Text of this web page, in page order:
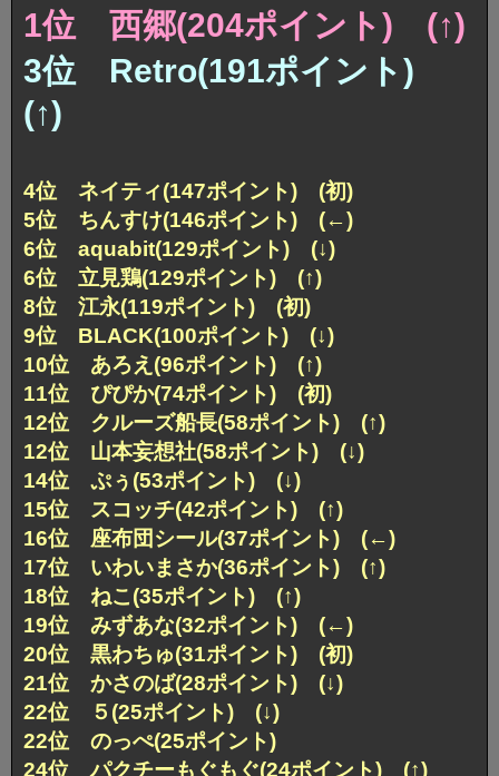
1位 西郷(204ポイント) (↑)
3位 Retro(191ポイント)
(↑)
4位 ネイティ(147ポイント) (初)
5位 ちんすけ(146ポイント) (←)
6位 aquabit(129ポイント) (↓)
6位 立見鶏(129ポイント) (↑)
8位 江永(119ポイント) (初)
9位 BLACK(100ポイント) (↓)
10位 あろえ(96ポイント) (↑)
11位 ぴぴか(74ポイント) (初)
12位 クルーズ船長(58ポイント) (↑)
12位 山本妄想社(58ポイント) (↓)
14位 ぷぅ(53ポイント) (↓)
15位 スコッチ(42ポイント) (↑)
16位 座布団シール(37ポイント) (←)
17位 いわいまさか(36ポイント) (↑)
18位 ねこ(35ポイント) (↑)
19位 みずあな(32ポイント) (←)
20位 黒わちゅ(31ポイント) (初)
21位 かさのば(28ポイント) (↓)
22位 ５(25ポイント) (↓)
22位 のっぺ(25ポイント)
24位 パクチーもぐもぐ(24ポイント) (↑)